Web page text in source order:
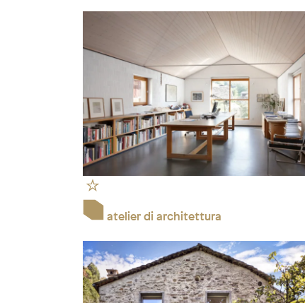
atelier di architettura